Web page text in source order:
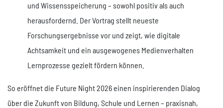
und Wissensspeicherung – sowohl positiv als auch
herausfordernd. Der Vortrag stellt neueste
Forschungsergebnisse vor und zeigt, wie digitale
Achtsamkeit und ein ausgewogenes Medienverhalten
Lernprozesse gezielt fördern können.
So eröffnet die Future Night 2026 einen inspirierenden Dialog
über die Zukunft von Bildung, Schule und Lernen – praxisnah,